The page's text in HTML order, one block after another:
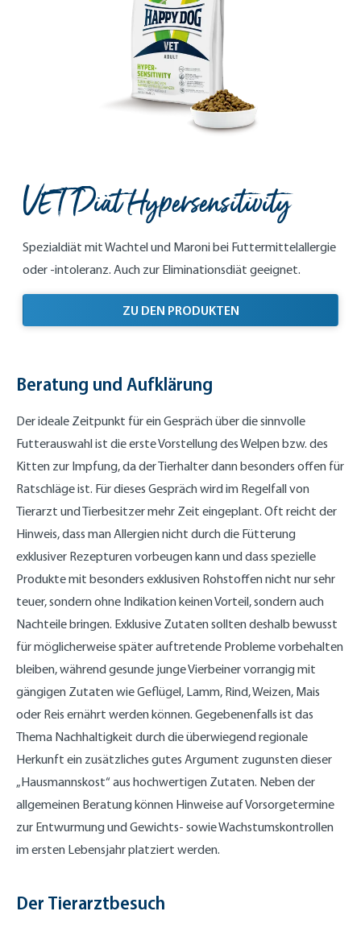
VET Diät Hypersensitivity
Spezialdiät mit Wachtel und Maroni bei Futtermittelallergie
oder -intoleranz. Auch zur Eliminationsdiät geeignet.
ZU DEN PRODUKTEN
Beratung und Aufklärung
Der ideale Zeitpunkt für ein Gespräch über die sinnvolle
Futterauswahl ist die erste Vorstellung des Welpen bzw. des
Kitten zur Impfung, da der Tierhalter dann besonders offen für
Ratschläge ist. Für dieses Gespräch wird im Regelfall von
Tierarzt und Tierbesitzer mehr Zeit eingeplant. Oft reicht der
Hinweis, dass man Allergien nicht durch die Fütterung
exklusiver Rezepturen vorbeugen kann und dass spezielle
Produkte mit besonders exklusiven Rohstoffen nicht nur sehr
teuer, sondern ohne Indikation keinen Vorteil, sondern auch
Nachteile bringen. Exklusive Zutaten sollten deshalb bewusst
für möglicherweise später auftretende Probleme vorbehalten
bleiben, während gesunde junge Vierbeiner vorrangig mit
gängigen Zutaten wie Geflügel, Lamm, Rind, Weizen, Mais
oder Reis ernährt werden können. Gegebenenfalls ist das
Thema Nachhaltigkeit durch die überwiegend regionale
Herkunft ein zusätzliches gutes Argument zugunsten dieser
„Hausmannskost“ aus hochwertigen Zutaten. Neben der
allgemeinen Beratung können Hinweise auf Vorsorgetermine
zur Entwurmung und Gewichts- sowie Wachstumskontrollen
im ersten Lebensjahr platziert werden.
Der Tierarztbesuch